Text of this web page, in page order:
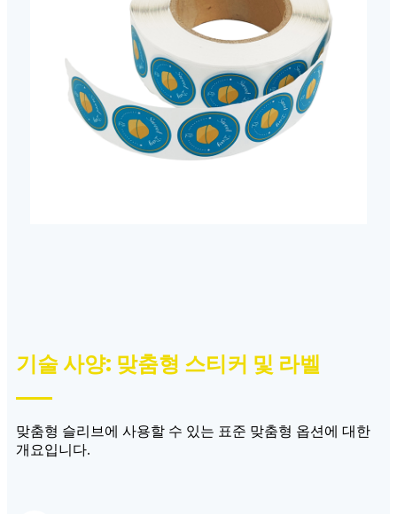
기술 사양: 맞춤형 스티커 및 라벨
맞춤형 슬리브에 사용할 수 있는 표준 맞춤형 옵션에 대한
개요입니다.